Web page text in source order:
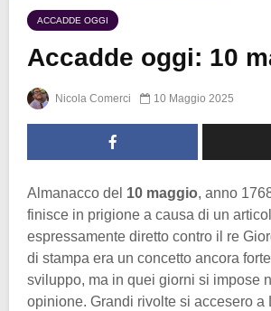
ACCADDE OGGI
Accadde oggi: 10
Nicola Comerci 10 Maggio 2025
Almanacco del 10 maggio, anno
finisce in prigione a causa di un
espressamente diretto contro il re
di stampa era un concetto ancora
sviluppo, ma in quei giorni si impose
opinione. Grandi rivolte si accesero a